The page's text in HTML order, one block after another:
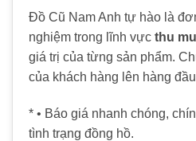
Đồ Cũ Nam Anh tự hào là
nghiệm trong lĩnh vực thu
giá trị của từng sản phẩm.
của khách hàng lên hàng
* • Báo giá nhanh chóng,
tình trạng đồng hồ.